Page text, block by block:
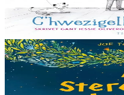
En stock14,00 €
Acheter
3 ans et plus
Timilenn
The Comet